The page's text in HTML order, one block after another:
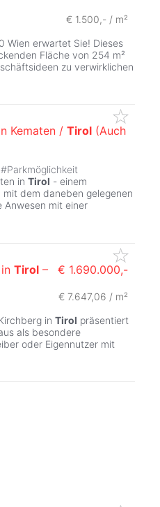
€ 1.500,- / m²
Wien erwartet Sie! Dieses
Fläche von 254 m²
zu verwirklichen
Kematen / Tirol (Auch
#Parkmöglichkeit
in Tirol - einem
mit dem daneben gelegenen
Anwesen mit einer
Tirol –
€ 1.690.000,-
€ 7.647,06 / m²
in Tirol präsentiert
als besondere
oder Eigennutzer mit